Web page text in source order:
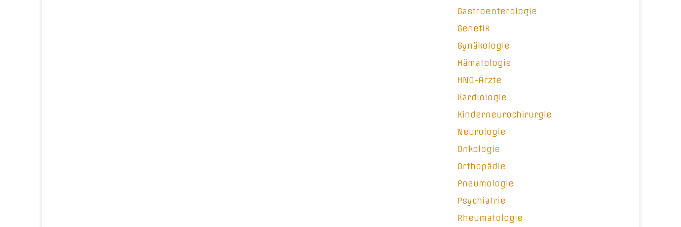
Gastroenterologie
Genetik
Gynäkologie
Hämatologie
HNO-Ärzte
Kardiologie
Kinderneurochirurgie
Neurologie
Onkologie
Orthopädie
Pneumologie
Psychiatrie
Rheumatologie